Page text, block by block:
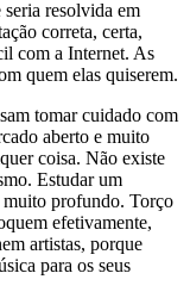
resolvida em
correta, certa,
com a Internet. As
quem elas quiserem.
tomar cuidado com
aberto e muito
coisa. Não existe
Estudar um
muito profundo. Torço
efetivamente,
artistas, porque
para os seus